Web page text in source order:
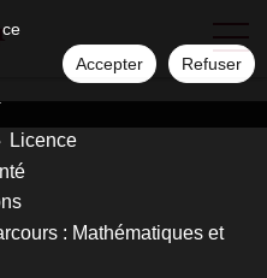
Accepter Refuser
Licence
: Mathématiques et